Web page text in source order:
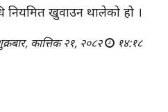
खुवाउन थालेको हो ।
कात्तिक २१, २०८२ १४:१८